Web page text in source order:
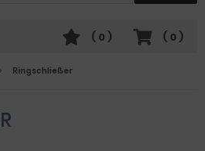
( 0 )
( 0 )
Ringschließer